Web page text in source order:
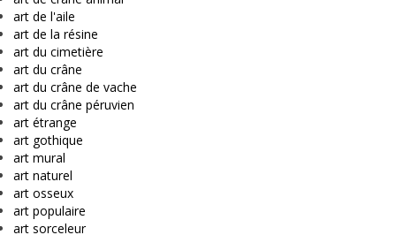
art de l'aile
art de la résine
art du cimetière
art du crâne
art du crâne de vache
art du crâne péruvien
art étrange
art gothique
art mural
art naturel
art osseux
art populaire
art sorceleur